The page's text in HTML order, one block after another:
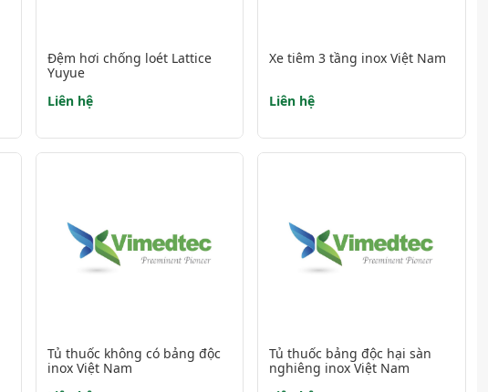
Đệm hơi chống loét Lattice
Yuyue
Liên hệ
Xe tiêm 3 tầng inox Việt Nam
Liên hệ
Tủ thuốc không có bảng độc
inox Việt Nam
Tủ thuốc bảng độc hại sàn
nghiêng inox Việt Nam